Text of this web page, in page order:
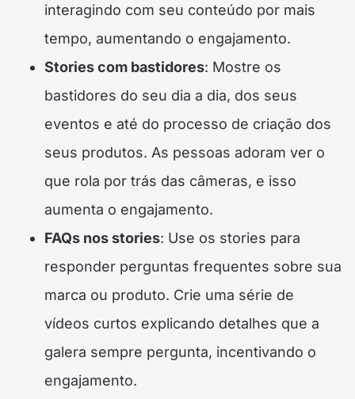
interagindo com seu conteúdo por mais
tempo, aumentando o engajamento.
Stories com bastidores: Mostre os
bastidores do seu dia a dia, dos seus
eventos e até do processo de criação dos
seus produtos. As pessoas adoram ver o
que rola por trás das câmeras, e isso
aumenta o engajamento.
FAQs nos stories: Use os stories para
responder perguntas frequentes sobre sua
marca ou produto. Crie uma série de
vídeos curtos explicando detalhes que a
galera sempre pergunta, incentivando o
engajamento.